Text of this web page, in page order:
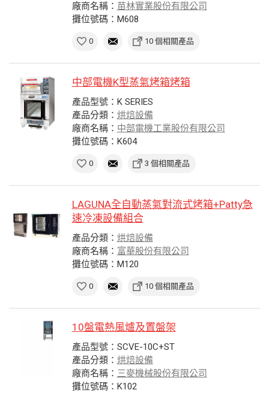
廠商名稱： 苗林實業股份有限公司
攤位號碼：M608
0 10 個相關產品
中部電機K型蒸氣烤箱烤箱
產品型號：K SERIES
產品分類： 烘焙設備
廠商名稱： 中部電機工業股份有限公司
攤位號碼：K604
0 3 個相關產品
LAGUNA全自動蒸氣對流式烤箱+Patty急
速冷凍設備組合
產品分類： 烘焙設備
廠商名稱： 富華股份有限公司
攤位號碼：M120
0 10 個相關產品
10盤電熱風爐及置盤架
產品型號：SCVE-10C+ST
產品分類： 烘焙設備
廠商名稱： 三麥機械股份有限公司
攤位號碼：K102